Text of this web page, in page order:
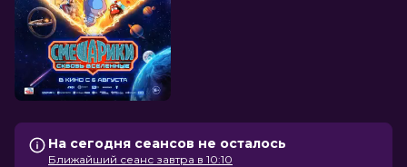
На сегодня сеансов не осталось
Ближайший сеанс завтра в 10:10